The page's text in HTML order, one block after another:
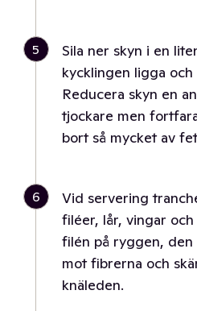
5
Sila ner skyn i en
kycklingen ligga
Reducera skyn en
tjockare men
bort så mycket av
6
Vid servering
filéer, lår, vingar
filén på ryggen,
mot fibrerna och
knäleden.